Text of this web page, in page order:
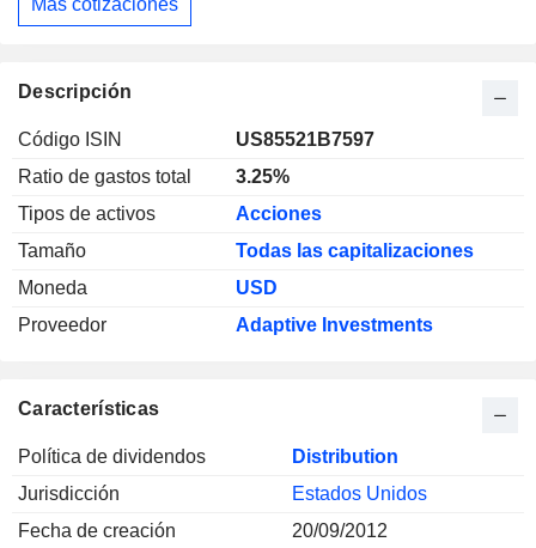
Más cotizaciones
Descripción
Código ISIN
US85521B7597
Ratio de gastos total
3.25%
Tipos de activos
Acciones
Tamaño
Todas las capitalizaciones
Moneda
USD
Proveedor
Adaptive Investments
Características
Política de dividendos
Distribution
Jurisdicción
Estados Unidos
Fecha de creación
20/09/2012